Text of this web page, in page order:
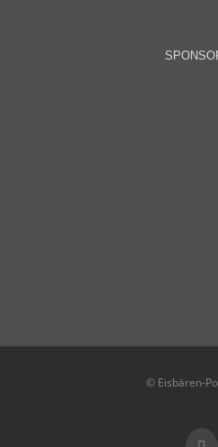
© Eisbären-